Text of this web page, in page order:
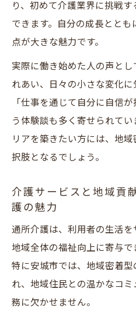
ながり
地域社会に貢献で
未経験者が安心して始
未経験でも安心の
の特徴
ト
地域密着型サービ
る理由
未経験者歓迎の介
を築く
地域とのつながりを実
地域密着型求人で
り、初めて介護業界に挑戦
できます。自分の成長とと
点が大きな魅力です。
実際に働き始めた人の声と
れあい、日々の小さな変化に
「仕事を通じて自分に自信
う体験談も多く寄せられて
リアを築きたい方には、地
択肢となるでしょう。
介護サービスと地域貢
護の魅力
通所介護は、利用者の生活を
地域全体の福祉向上に寄与で
特に安城市では、地域密着
れ、地域住民との温かなコ
務に欠かせません。